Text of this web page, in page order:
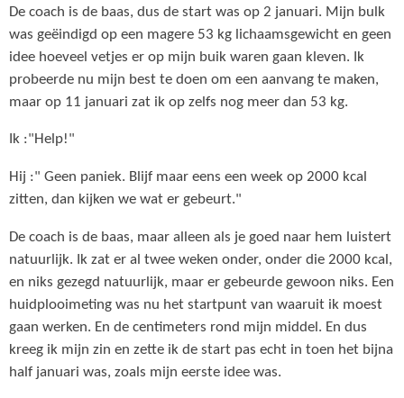
De coach is de baas, dus de start was op 2 januari. Mijn bulk
was geëindigd op een magere 53 kg lichaamsgewicht en geen
idee hoeveel vetjes er op mijn buik waren gaan kleven. Ik
probeerde nu mijn best te doen om een aanvang te maken,
maar op 11 januari zat ik op zelfs nog meer dan 53 kg.
Ik :"Help!"
Hij :" Geen paniek. Blijf maar eens een week op 2000 kcal
zitten, dan kijken we wat er gebeurt."
De coach is de baas, maar alleen als je goed naar hem luistert
natuurlijk. Ik zat er al twee weken onder, onder die 2000 kcal,
en niks gezegd natuurlijk, maar er gebeurde gewoon niks. Een
huidplooimeting was nu het startpunt van waaruit ik moest
gaan werken. En de centimeters rond mijn middel. En dus
kreeg ik mijn zin en zette ik de start pas echt in toen het bijna
half januari was, zoals mijn eerste idee was.